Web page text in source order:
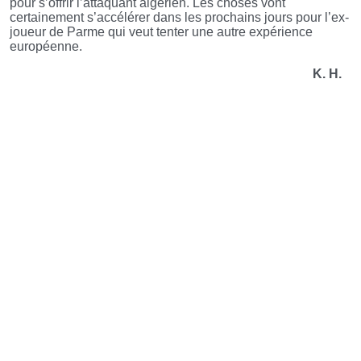
pour s’offrir l’attaquant algérien. Les choses vont
certainement s’accélérer dans les prochains jours pour l’ex-
joueur de Parme qui veut tenter une autre expérience
européenne.
K. H.